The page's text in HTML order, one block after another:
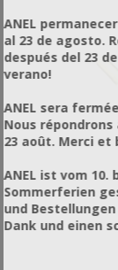
ANEL
al 23 de agosto.
después del 23
verano!
ANEL sera
Nous
23 août. Merci et
ANEL ist vom
Sommerferien
und
Dank und einen